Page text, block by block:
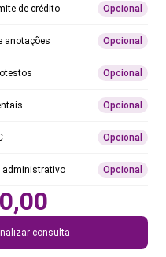
de crédito Opcional
anotações Opcional
Opcional
Opcional
Opcional
administrativo Opcional
consulta